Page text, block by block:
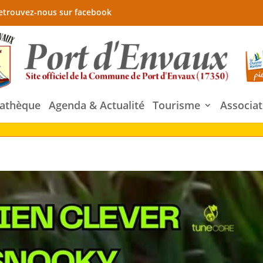
nous sur facebook
Agenda & Actualité Tourisme